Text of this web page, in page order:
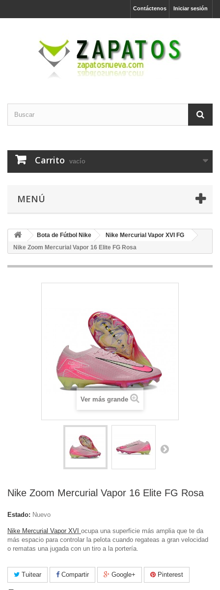
Iniciar sesión
Contáctenos
Carrito vacío
MENÚ
Bota de Fútbol Nike
Nike Mercurial Vapor XVI FG
Nike Zoom Mercurial Vapor 16 Elite FG Rosa
Ver más grande
Nike Zoom Mercurial Vapor 16 Elite FG Rosa
Estado: Nuevo
Nike Mercurial Vapor XVI ocupa una superficie más amplia que te da
más espacio para controlar la pelota cuando regateas a gran velocidad
o rematas una jugada con un tiro a la portería.
Tuitear Compartir Google+ Pinterest